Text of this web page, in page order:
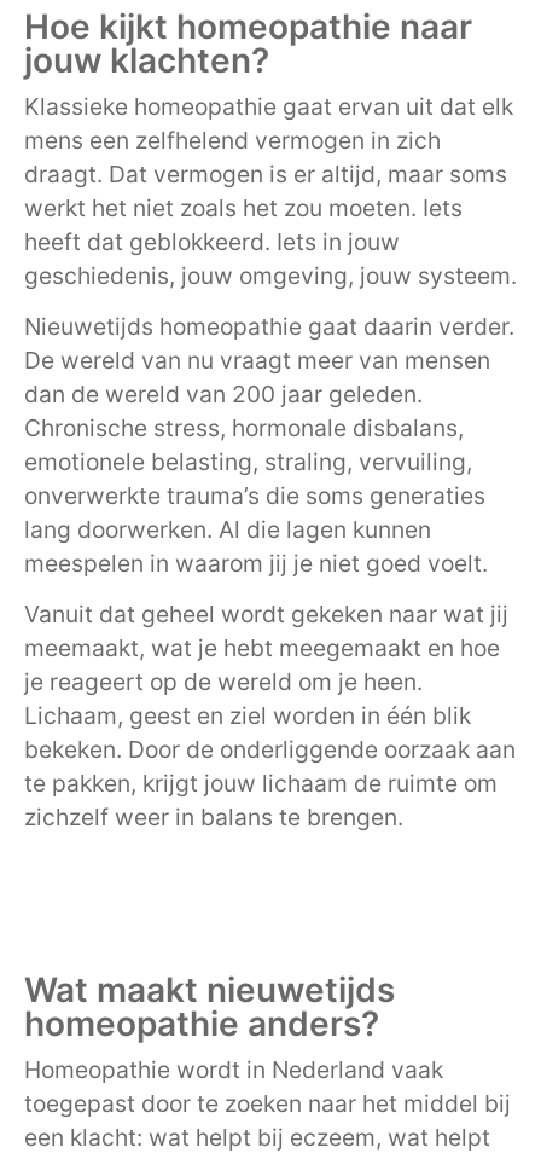
Hoe kijkt homeopathie naar
jouw klachten?
Klassieke homeopathie gaat ervan uit dat elk
mens een zelfhelend vermogen in zich
draagt. Dat vermogen is er altijd, maar soms
werkt het niet zoals het zou moeten. Iets
heeft dat geblokkeerd. Iets in jouw
geschiedenis, jouw omgeving, jouw systeem.
Nieuwetijds homeopathie gaat daarin verder.
De wereld van nu vraagt meer van mensen
dan de wereld van 200 jaar geleden.
Chronische stress, hormonale disbalans,
emotionele belasting, straling, vervuiling,
onverwerkte trauma’s die soms generaties
lang doorwerken. Al die lagen kunnen
meespelen in waarom jij je niet goed voelt.
Vanuit dat geheel wordt gekeken naar wat jij
meemaakt, wat je hebt meegemaakt en hoe
je reageert op de wereld om je heen.
Lichaam, geest en ziel worden in één blik
bekeken. Door de onderliggende oorzaak aan
te pakken, krijgt jouw lichaam de ruimte om
zichzelf weer in balans te brengen.
Wat maakt nieuwetijds
homeopathie anders?
Homeopathie wordt in Nederland vaak
toegepast door te zoeken naar het middel bij
een klacht: wat helpt bij eczeem, wat helpt